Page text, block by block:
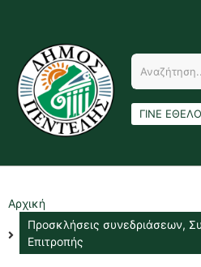
ΓΙΝΕ
Αρχική
Προσκλήσεις συνεδριάσεων,
Επιτροπής